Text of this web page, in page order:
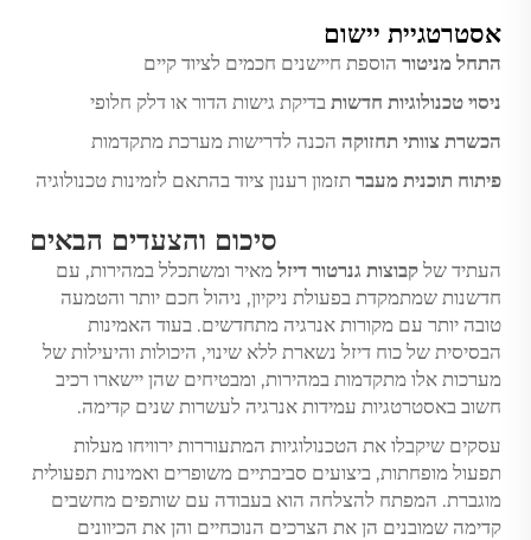
אסטרטגיית יישום
התחל מניטור הוספת חיישנים חכמים לציוד קיים
ניסוי טכנולוגיות חדשות בדיקת גישות הדור או דלק חלופי
הכשרת צוותי תחזוקה הכנה לדרישות מערכת מתקדמות
פיתוח תוכנית מעבר תזמון רענון ציוד בהתאם לזמינות טכנולוגיה
סיכום והצעדים הבאים
העתיד של קבוצות גנרטור דיזל מאיר ומשתכלל במהירות, עם
חדשנות שמתמקדת בפעולת ניקיון, ניהול חכם יותר והטמעה
טובה יותר עם מקורות אנרגיה מתחדשים. בעוד האמינות
הבסיסית של כוח דיזל נשארת ללא שינוי, היכולות והיעילות של
מערכות אלו מתקדמות במהירות, ומבטיחים שהן יישארו רכיב
חשוב באסטרטגיות עמידות אנרגיה לעשרות שנים קדימה.
עסקים שיקבלו את הטכנולוגיות המתעוררות ירוויחו מעלות
תפעול מופחתות, ביצועים סביבתיים משופרים ואמינות תפעולית
מוגברת. המפתח להצלחה הוא בעבודה עם שותפים מחשבים
קדימה שמובנים הן את הצרכים הנוכחיים והן את הכיוונים